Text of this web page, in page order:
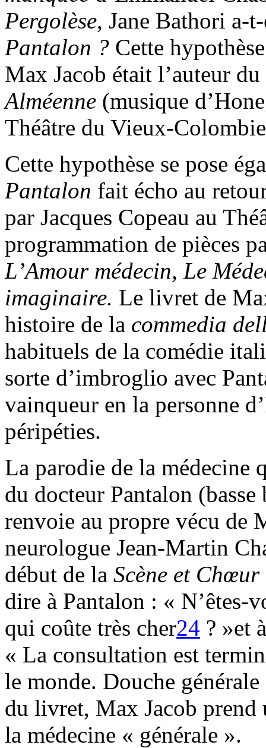
Pergolèse, Jane Bathori a-
Pantalon ? Cette
Max Jacob était l’auteur
Alméenne (musique
Théâtre du Vieux-
Cette hypothèse se pose
Pantalon fait écho au
par Jacques Copeau au
programmation de pièces
L’Amour médecin, Le
imaginaire. Le livret de
histoire de la commedia
habituels de la comédie
sorte d’imbroglio avec
vainqueur en la personne
péripéties.
La parodie de la médecine
du docteur Pantalon
renvoie au propre vécu de
neurologue Jean-Martin
début de la Scène et Chœur
dire à Pantalon : « N’êtes-
qui coûte très cher24 ? »et
« La consultation est
le monde. Douche générale
du livret, Max Jacob prend
la médecine «